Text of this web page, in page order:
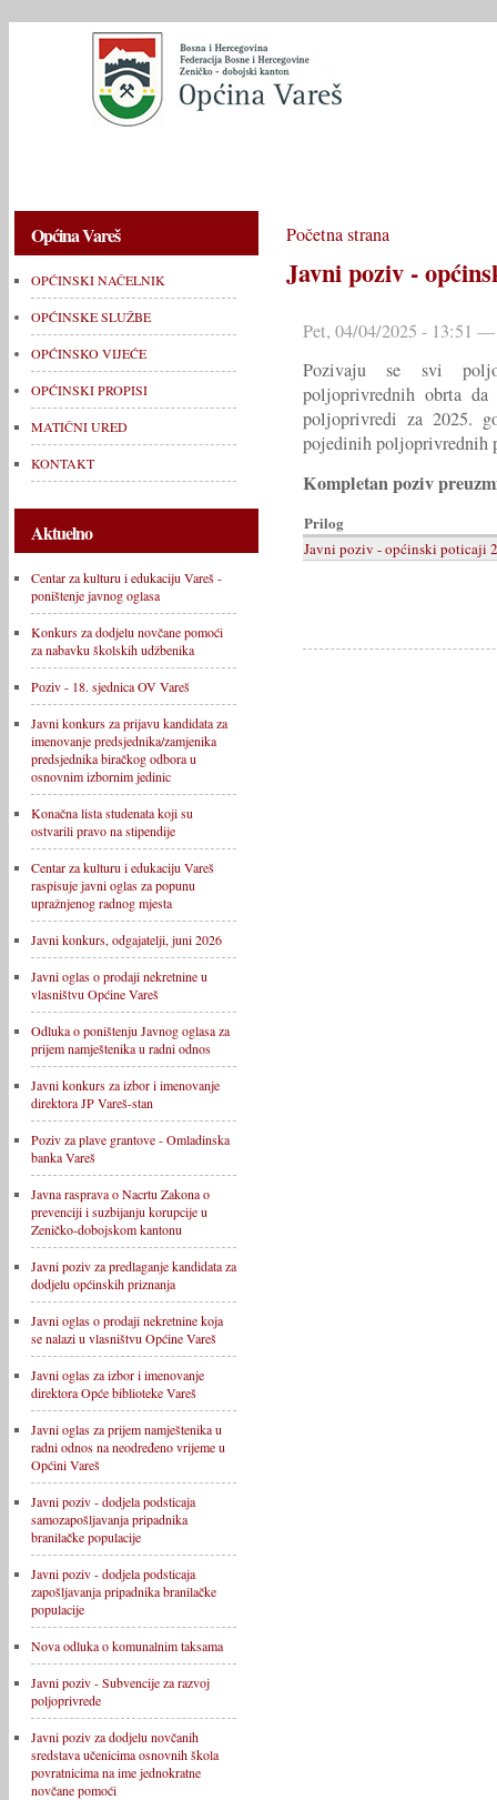
Općina Vareš
OPĆINSKI NAČELNIK
OPĆINSKE SLUŽBE
OPĆINSKO VIJEĆE
OPĆINSKI PROPISI
MATIČNI URED
KONTAKT
Aktuelno
Centar za kulturu i edukaciju Vareš -
poništenje javnog oglasa
Konkurs za dodjelu novčane pomoći
za nabavku školskih udžbenika
Poziv - 18. sjednica OV Vareš
Javni konkurs za prijavu kandidata za
imenovanje predsjednika/zamjenika
predsjednika biračkog odbora u
osnovnim izbornim jedinic
Konačna lista studenata koji su
ostvarili pravo na stipendije
Centar za kulturu i edukaciju Vareš
raspisuje javni oglas za popunu
upražnjenog radnog mjesta
Javni konkurs, odgajatelji, juni 2026
Javni oglas o prodaji nekretnine u
vlasništvu Općine Vareš
Odluka o poništenju Javnog oglasa za
prijem namještenika u radni odnos
Javni konkurs za izbor i imenovanje
direktora JP Vareš-stan
Poziv za plave grantove - Omladinska
banka Vareš
Javna rasprava o Nacrtu Zakona o
prevenciji i suzbijanju korupcije u
Zeničko-dobojskom kantonu
Javni poziv za predlaganje kandidata za
dodjelu općinskih priznanja
Javni oglas o prodaji nekretnine koja
se nalazi u vlasništvu Općine Vareš
Javni oglas za izbor i imenovanje
direktora Opće biblioteke Vareš
Javni oglas za prijem namještenika u
radni odnos na neodređeno vrijeme u
Općini Vareš
Javni poziv - dodjela podsticaja
samozapošljavanja pripadnika
branilačke populacije
Javni poziv - dodjela podsticaja
zapošljavanja pripadnika branilačke
populacije
Nova odluka o komunalnim taksama
Javni poziv - Subvencije za razvoj
poljoprivrede
Javni poziv za dodjelu novčanih
sredstava učenicima osnovnih škola
povratnicima na ime jednokratne
novčane pomoći
Početna strana
Javni poziv -
Pet, 04/04/2025 - 13:51
Pozivaju se svi
poljoprivrednih obrta
poljoprivredi za 2025.
pojedinih poljoprivrednih
Kompletan poziv
Prilog
Javni poziv - općinski poticaji